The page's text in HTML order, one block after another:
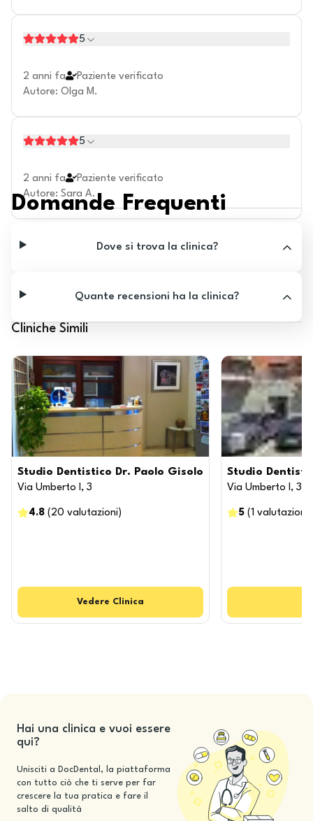
5
2 anni fa
Paziente verificato
Autore: Olga M.
5
2 anni fa
Paziente verificato
Autore: Sara A.
Domande Frequenti
Dove si trova la clinica?
Quante recensioni ha la clinica?
Cliniche Simili
Studio Dentistico Dr. Paolo Gisolo
Via Umberto I, 3
4.8 ( 20 valutazioni )
Vedere Clinica
Studio
Via Umberto I, 3
5 (1 valutazioni
Hai una clinica e vuoi essere
qui?
Unisciti a DocDental, la piattaforma
con tutto ciò che ti serve per far
crescere la tua pratica e fare il
salto di qualità